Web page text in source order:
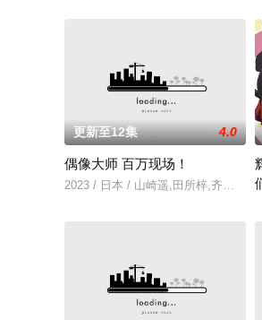
更新至12集 4.0
偶像大师 百万现场！
2023 / 日本 / 山崎遥,田所梓,齐藤真